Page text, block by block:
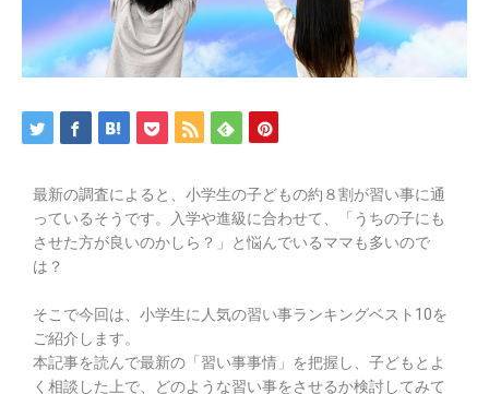
最新の調査によると、小学生の子どもの約８割が習い事に通
っているそうです。入学や進級に合わせて、「うちの子にも
させた方が良いのかしら？」と悩んでいるママも多いので
は？
そこで今回は、 小学生に人気の習い事ランキングベスト10を
ご紹介します。
本記事を読んで最新の「習い事事情」を把握し、子どもとよ
く相談した上で、どのような習い事をさせるか検討してみて